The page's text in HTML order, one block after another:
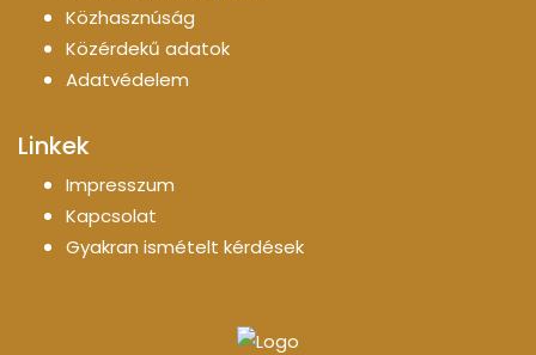
Közhasznúság
Közérdekű adatok
Adatvédelem
Linkek
Impresszum
Kapcsolat
Gyakran ismételt kérdések